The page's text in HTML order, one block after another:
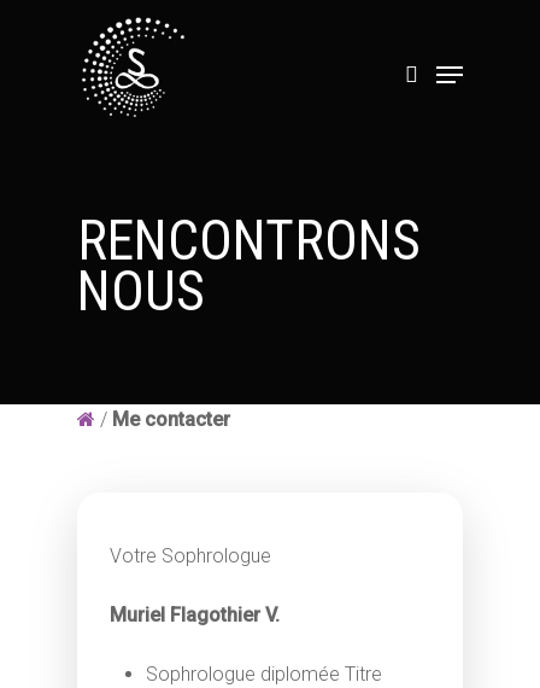
RENCONTRONS
NOUS
/ Me contacter
Votre Sophrologue
Muriel Flagothier V.
Sophrologue diplomée Titre